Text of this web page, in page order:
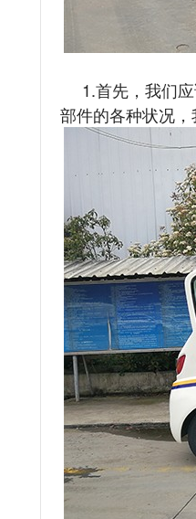
1.首先，我们
部件的各种状况，